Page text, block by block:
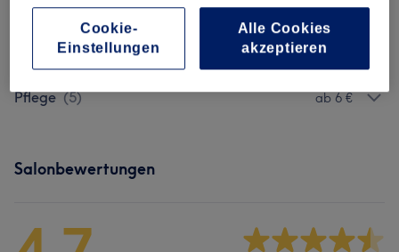
Damen - Schnitt & Styling 3) ab 13 €
Kosmetik (3) ab 13,50 €
Pflege (5) ab 6 €
Salonbewertungen
Cookie-
Einstellungen
Alle Cookies
akzeptieren